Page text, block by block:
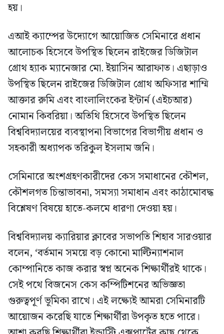
হয়।
এআই ক্যাম্পের উদ্যোগে আয়োজিত সেমিনারে প্রধান
আলোচক হিসেবে উপস্থিত ছিলেন রাইজের ডিজিটাল
গ্রোথ হ্যাক ম্যানেজার মো. ইয়াসিন আরাফাত। এছাড়াও
উপস্থিত ছিলেন রাইজের ডিজিটাল গ্রোথ অফিসার শাম্মি
আক্তার রুমি এবং বাংলালিংকের ইন্টার্ন (এইচআর)
নোমান কিবরিয়া। অতিথি হিসেবে উপস্থিত ছিলেন
বিশ্ববিদ্যালয়ের ব্যবস্থাপনা বিভাগের বিভাগীয় প্রধান ও
সহকারী অধ্যাপক তরিকুল ইসলাম জনি।
সেমিনারে অংশগ্রহণকারীদের কেস সমাধানের কৌশল,
কৌশলগত চিন্তাভাবনা, সমস্যা সমাধান এবং কাঠামোবদ্ধ
বিশ্লেষণ বিষয়ে হাতে-কলমে ধারণা দেওয়া হয়।
বিশ্ববিদ্যালয় ক্যারিয়ার ক্লাবের সভাপতি শিহাব সারওয়ার
বলেন, ‘বর্তমান সময়ে বড় কোনো মাল্টিন্যাশনাল
কোম্পানিতে কাজ করার স্বপ্ন অনেক শিক্ষার্থীরই থাকে।
সেই পথে বিজনেস কেস কম্পিটিশনের অভিজ্ঞতা
গুরুত্বপূর্ণ ভূমিকা রাখে। এই লক্ষ্যেই আমরা সেমিনারটি
আয়োজন করেছি যাতে শিক্ষার্থীরা উপকৃত হতে পারে।